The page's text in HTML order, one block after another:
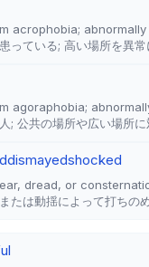
acrophobia;
っている; 高い場所を異常
agoraphobia;
; 公共の場所や広い場所
dismayedshocked
dread, or
たは動揺によって打ちの